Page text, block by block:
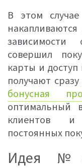
В этом
совершил
карты и
получают
бонусная
оптимальный
клиентов и
постоянных
Идея